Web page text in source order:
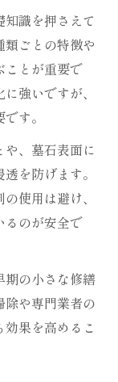
識を押さえて
ごとの特徴や
ことが重要で
強いですが、
す。
や、墓石表面に
を防げます。
使用は避け、
るのが安全で
期の小さな修繕
除や専門業者の
果を高めるこ